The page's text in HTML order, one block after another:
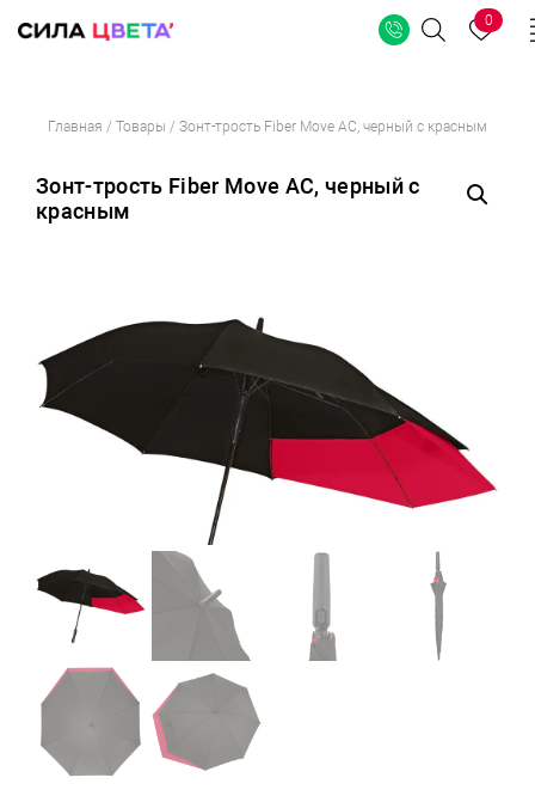
Перейти
содержимому
Поиск
0
Главная / Товары / Зонт-трость Fiber Move AC, черный с красным
Зонт-трость Fiber Move AC, черный с
красным